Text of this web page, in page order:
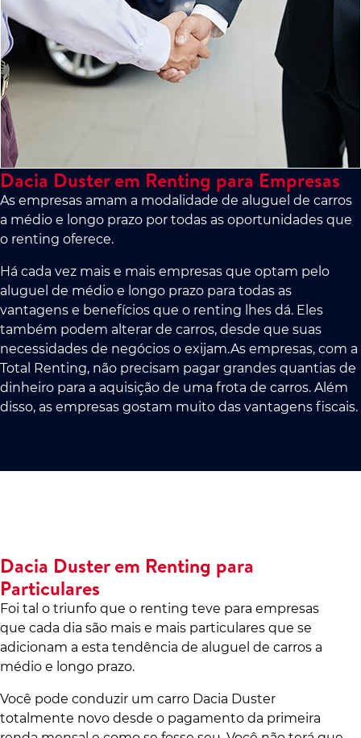
Dacia Duster em Renting para Empresas
As empresas amam a modalidade de aluguel de carros
a médio e longo prazo por todas as oportunidades que
o renting oferece.
Há cada vez mais e mais empresas que optam pelo
aluguel de médio e longo prazo para todas as
vantagens e benefícios que o renting lhes dá. Eles
também podem alterar de carros, desde que suas
necessidades de negócios o exijam.As empresas, com a
Total Renting, não precisam pagar grandes quantias de
dinheiro para a aquisição de uma frota de carros. Além
disso, as empresas gostam muito das vantagens fiscais.
Dacia Duster em Renting para
Particulares
Foi tal o triunfo que o renting teve para empresas
que cada dia são mais e mais particulares que se
adicionam a esta tendência de aluguel de carros a
médio e longo prazo.
Você pode conduzir um carro Dacia Duster
totalmente novo desde o pagamento da primeira